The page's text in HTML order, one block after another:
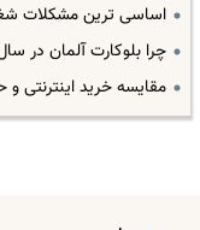
اساسی ترین مشکلات
چرا بلوکارت آلمان در سال 2024 بهترین انتخاب
مقایسه خرید اینترنتی و